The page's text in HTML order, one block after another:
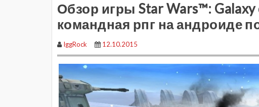
Обзор игры Star Wars™: Galaxy
командная рпг на андроиде
IggRock 12.10.2015